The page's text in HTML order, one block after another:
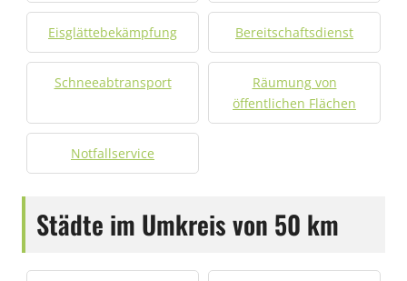
Eisglättebekämpfung Bereitschaftsdienst
Schneeabtransport
Räumung von
öffentlichen Flächen
Notfallservice
Städte im Umkreis von 50 km